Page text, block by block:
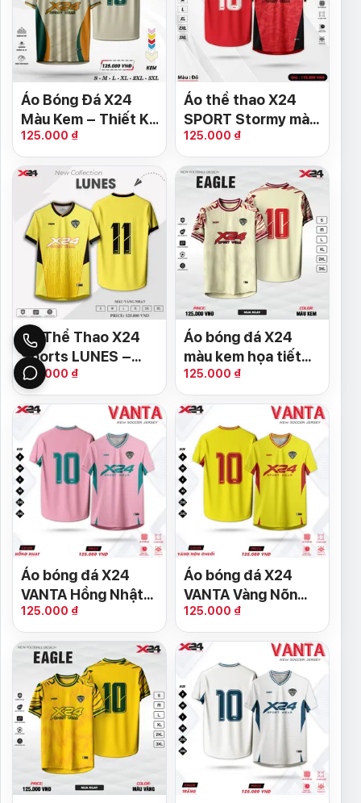
Áo Bóng Đá X24
Màu Kem – Thiết Kế
Trẻ Trung, Thoáng
Mát Cho Mùa Giải
Mới
125.000 ₫
Áo thể thao X24
SPORT Stormy màu
đỏ
125.000 ₫
Áo Thể Thao X24
Sports LUNES –
Vàng Nhạt Năng
Động
125.000 ₫
Áo bóng đá X24
màu kem họa tiết
đỏ rượu – Mạnh mẽ
và hiện đại
125.000 ₫
Áo bóng đá X24
VANTA Hồng Nhật
thiết kế thể thao
hiện đại
125.000 ₫
Áo bóng đá X24
VANTA Vàng Nõn
Chuối – Năng động
& Máu lửa
125.000 ₫